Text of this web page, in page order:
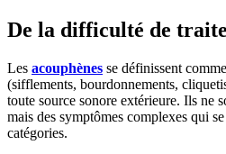
De la difficulté de
Les acouphènes se définissent
(sifflements, bourdonnements,
toute source sonore extérieure. Ils ne
mais des symptômes complexes qui
catégories.